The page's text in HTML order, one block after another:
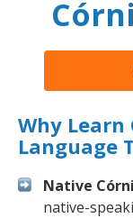
Why
Language
Native
native-